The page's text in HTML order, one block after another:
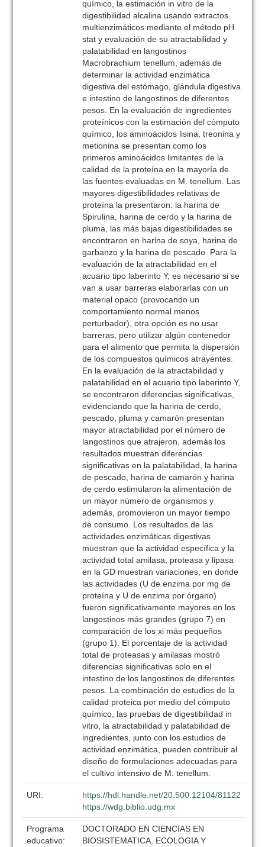
químico, la estimación in vitro de la
digestibilidad alcalina usando extractos
multienzimáticos mediante el método pH
stat y evaluación de su atractabilidad y
palatabilidad en langostinos
Macrobrachium tenellum, además de
determinar la actividad enzimática
digestiva del estómago, glándula digestiva
e intestino de langostinos de diferentes
pesos. En la evaluación de ingredientes
proteínicos con la estimación del cómputo
químico, los aminoácidos lisina, treonina y
metionina se presentan como los
primeros aminoácidos limitantes de la
calidad de la proteína en la mayoría de
las fuentes evaluadas en M. tenellum. Las
mayores digestibilidades relativas de
proteína la presentaron: la harina de
Spirulina, harina de cerdo y la harina de
pluma, las más bajas digestibilidades se
encontraron en harina de soya, harina de
garbanzo y la harina de pescado. Para la
evaluación de la atractabilidad en el
acuario tipo laberinto Y, es necesario si se
van a usar barreras elaborarlas con un
material opaco (provocando un
comportamiento normal menos
perturbador), otra opción es no usar
barreras, pero utilizar algún contenedor
para el alimento que permita la dispersión
de los compuestos químicos atrayentes.
En la evaluación de la atractabilidad y
palatabilidad en el acuario tipo laberinto Y,
se encontraron diferencias significativas,
evidenciando que la harina de cerdo,
pescado, pluma y camarón presentan
mayor atractabilidad por el número de
langostinos que atrajeron, además los
resultados muestran diferencias
significativas en la palatabilidad, la harina
de pescado, harina de camarón y harina
de cerdo estimularon la alimentación de
un mayor número de organismos y
además, promovieron un mayor tiempo
de consumo. Los resultados de las
actividades enzimáticas digestivas
muestran que la actividad específica y la
actividad total amilasa, proteasa y lipasa
en la GD muestran variaciones, en donde
las actividades (U de enzima por mg de
proteína y U de enzima por órgano)
fueron significativamente mayores en los
langostinos más grandes (grupo 7) en
comparación de los xi más pequeños
(grupo 1). El porcentaje de la actividad
total de proteasas y amilasas mostró
diferencias significativas solo en el
intestino de los langostinos de diferentes
pesos. La combinación de estudios de la
calidad proteica por medio del cómputo
químico, las pruebas de digestibilidad in
vitro, la atractabilidad y palatabilidad de
ingredientes, junto con los estudios de
actividad enzimática, pueden contribuir al
diseño de formulaciones adecuadas para
el cultivo intensivo de M. tenellum.
URI:
https://hdl.handle.net/20.500.12104/81122
https://wdg.biblio.udg.mx
Programa
educativo:
DOCTORADO EN CIENCIAS EN
BIOSISTEMATICA, ECOLOGIA Y